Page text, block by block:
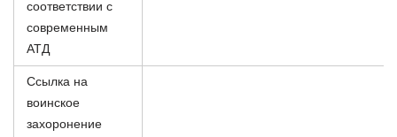
соответствии с
современным
АТД
Ссылка на
воинское
захоронение